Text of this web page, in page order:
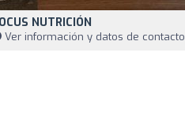
NUTRICIÓN
Ver información y datos de contacto